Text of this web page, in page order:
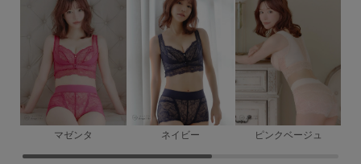
ショーツ
ブラショーツセット
その他セット
レッグケア
フェムケア
マゼンタ ネイビー ピンクベージュ